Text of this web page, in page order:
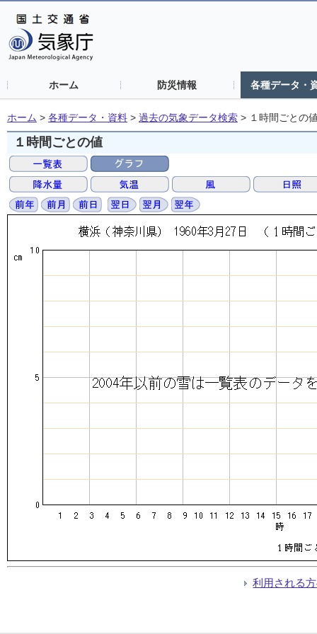
ホーム 防災情報 各種データ・
ホーム > 各種データ・資料 > 過去の気象データ検索 > １時間ごとの
１時間ごとの値
利用される